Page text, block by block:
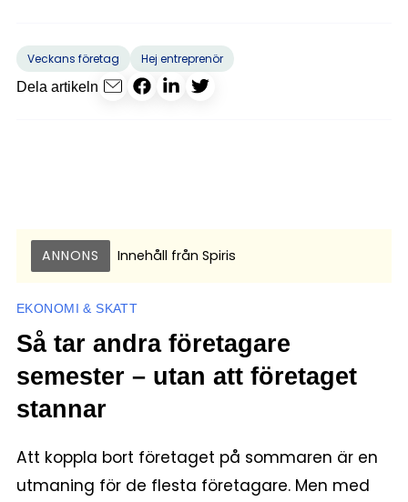
Veckans företag
Hej entreprenör
Dela artikeln
ANNONS Innehåll från Spiris
EKONOMI & SKATT
Så tar andra företagare
semester – utan att företaget
stannar
Att koppla bort företaget på sommaren är en
utmaning för de flesta företagare. Men med